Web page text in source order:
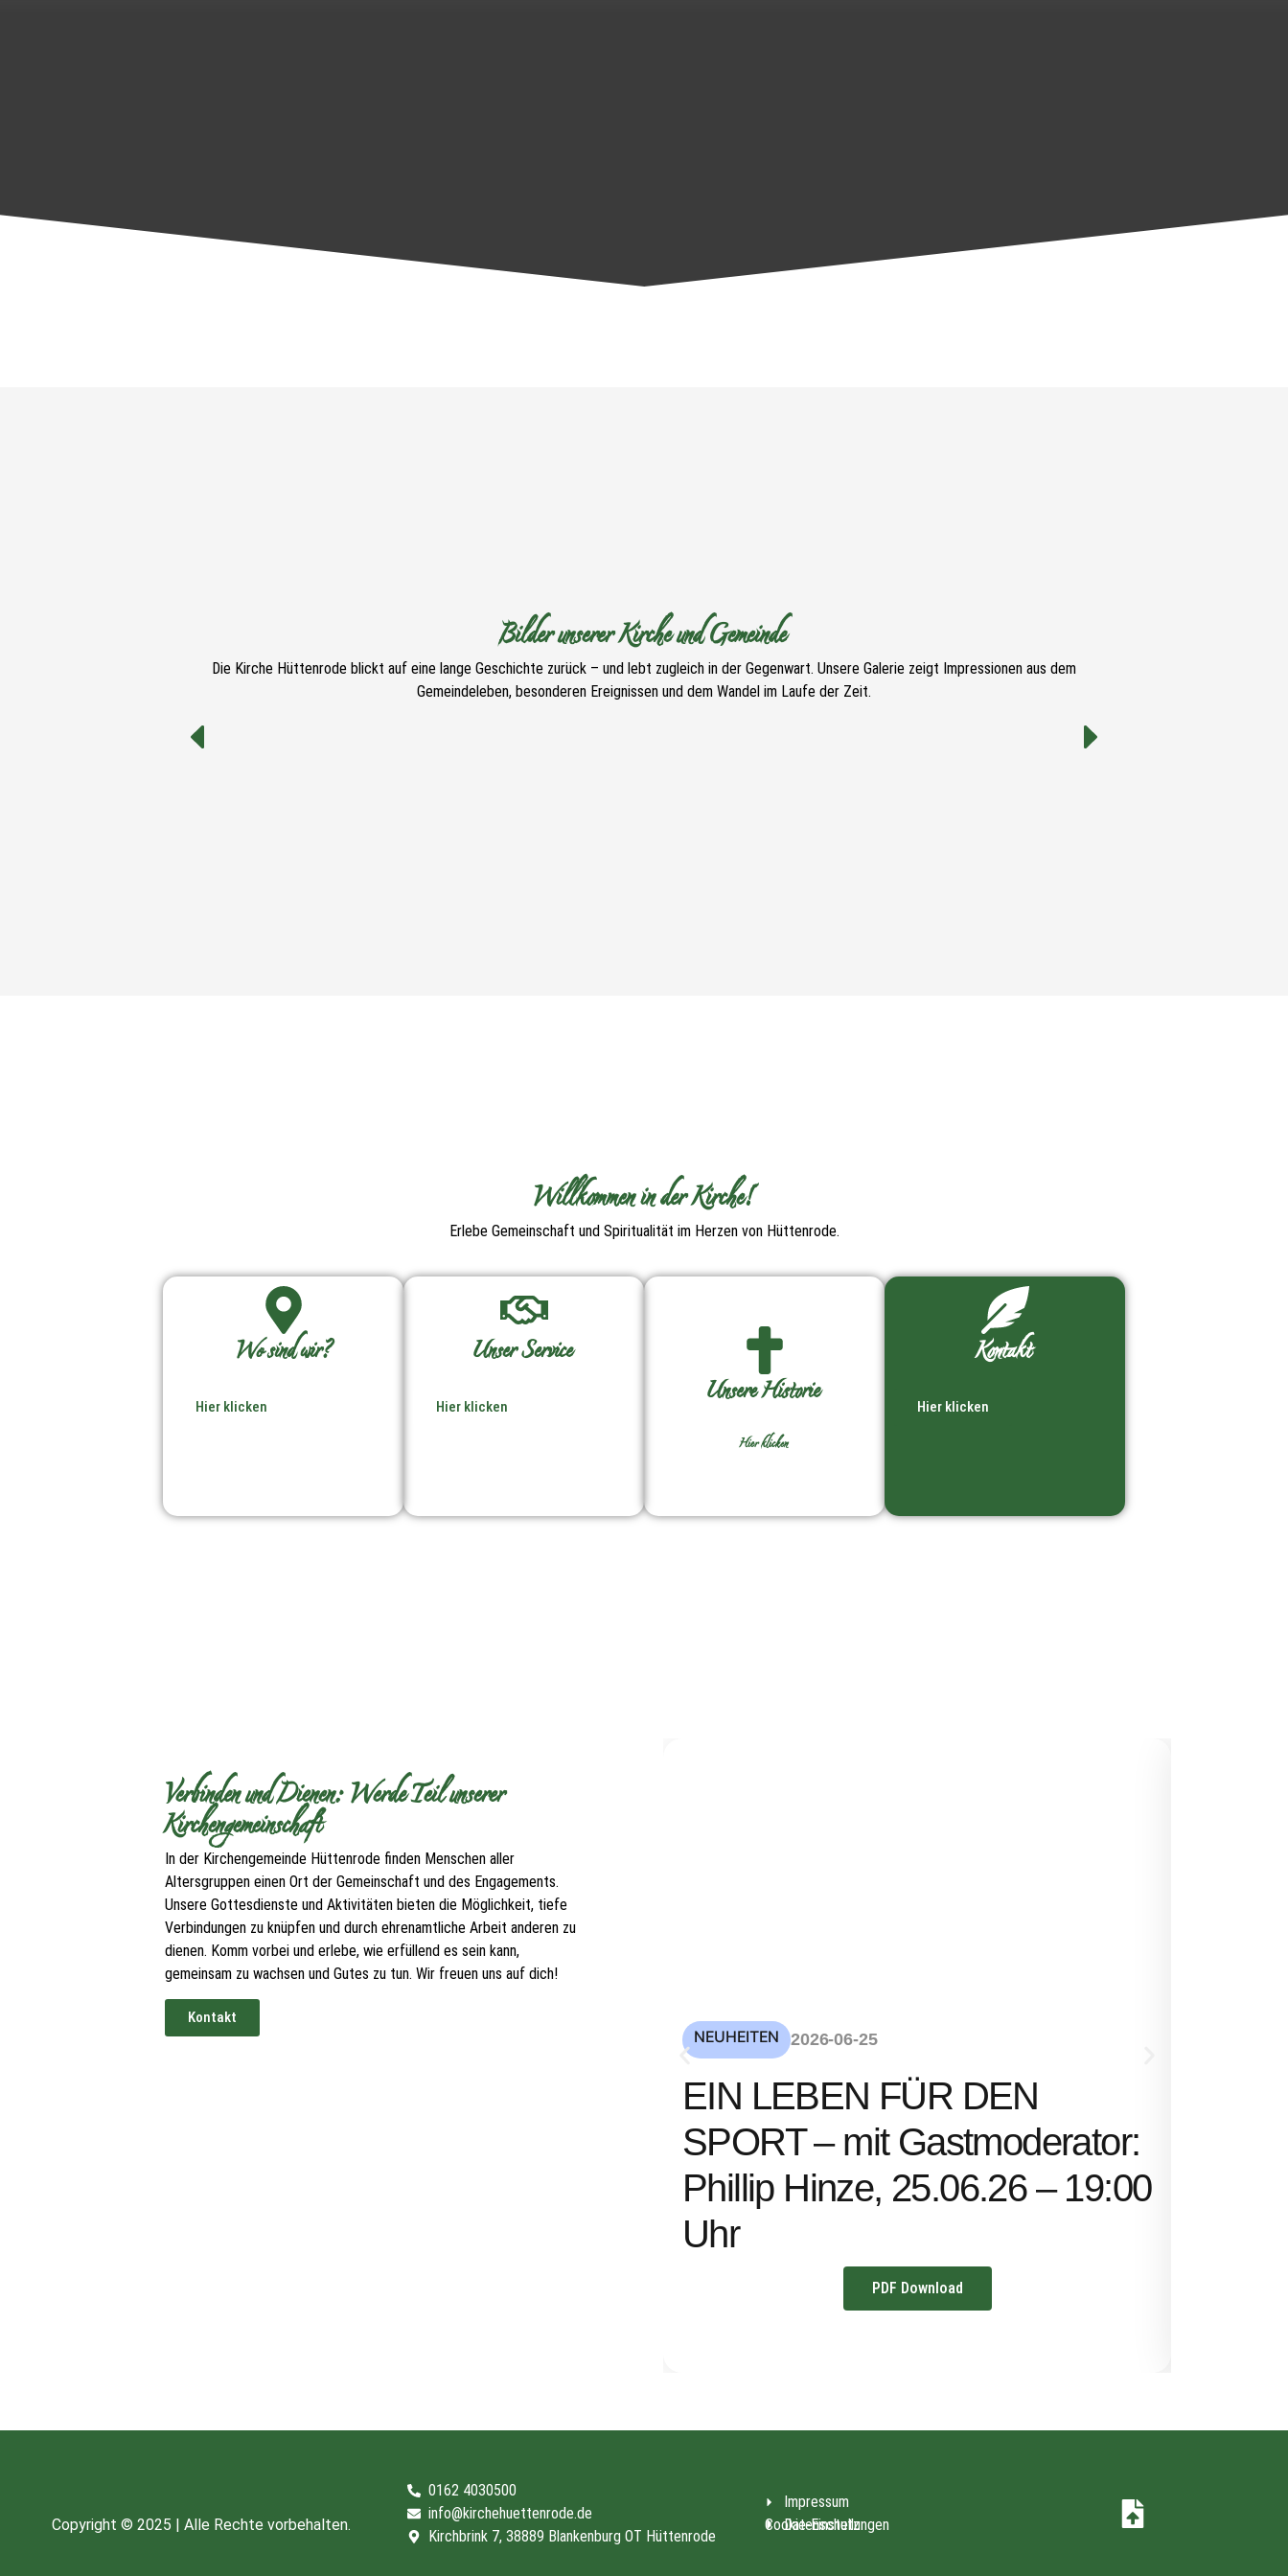
Bilder unserer Kirche und Gemeinde
Die Kirche Hüttenrode blickt auf eine lange Geschichte zurück – und lebt zugleich in der Gegenwart. Unsere Galerie zeigt Impressionen aus dem
Gemeindeleben, besonderen Ereignissen und dem Wandel im Laufe der Zeit.
Willkommen in der Kirche!
Erlebe Gemeinschaft und Spiritualität im Herzen von Hüttenrode.
Wo sind wir?
Hier klicken
Unser Service
Hier klicken Unsere Historie
Hier klicken
Kontakt
Hier klicken
Verbinden und Dienen: Werde Teil unserer
Kirchengemeinschaft
In der Kirchengemeinde Hüttenrode finden Menschen aller
Altersgruppen einen Ort der Gemeinschaft und des Engagements.
Unsere Gottesdienste und Aktivitäten bieten die Möglichkeit, tiefe
Verbindungen zu knüpfen und durch ehrenamtliche Arbeit anderen zu
dienen. Komm vorbei und erlebe, wie erfüllend es sein kann,
gemeinsam zu wachsen und Gutes zu tun. Wir freuen uns auf dich!
Kontakt
NEUHEITEN 2026-06-25
EIN LEBEN FÜR DEN
SPORT – mit Gastmoderator:
Phillip Hinze, 25.06.26 – 19:00
Uhr
PDF Download
Copyright © 2025 | Alle Rechte vorbehalten.
0162 4030500
info@kirchehuettenrode.de
Kirchbrink 7, 38889 Blankenburg OT Hüttenrode
Impressum
Datenschutz
Cookie-Einstellungen